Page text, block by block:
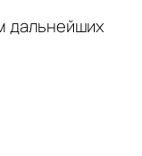
дальнейших